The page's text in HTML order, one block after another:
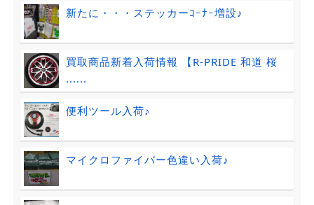
新たに・・・ステッカーｺｰﾅｰ増設♪
買取商品新着入荷情報 【R-PRIDE 和道 桜
......
便利ツール入荷♪
マイクロファイバー色違い入荷♪